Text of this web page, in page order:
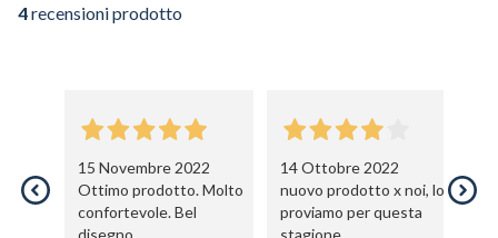
4recensioni prodotto
15 Novembre 2022
Ottimo prodotto. Molto
confortevole. Bel
disegno.
14 Ottobre 2022
nuovo prodotto x noi, lo
proviamo per questa
stagione